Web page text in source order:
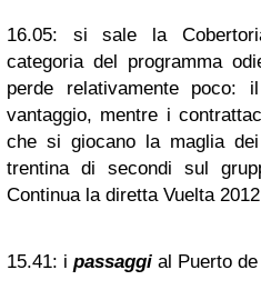
16.05: si sale la
categoria del programma
perde relativamente poco:
vantaggio, mentre i
che si giocano la maglia
trentina di secondi sul
Continua la diretta Vuelta
15.41: i passaggi al Puerto